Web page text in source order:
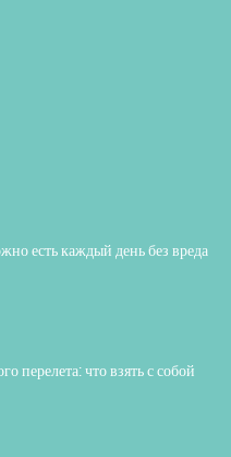
есть каждый день без вреда
перелета: что взять с собой